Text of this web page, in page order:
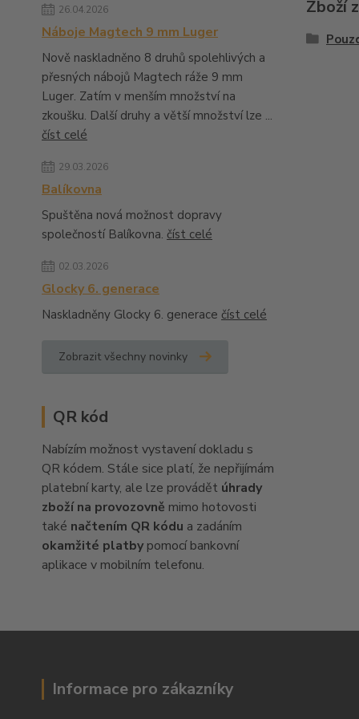
26.04.2026
Náboje Magtech 9 mm Luger
Nově naskladněno 8 druhů spolehlivých a
přesných nábojů Magtech ráže 9 mm
Luger. Zatím v menším množství na
zkoušku. Další druhy a větší množství lze ...
číst celé
29.03.2026
Balíkovna
Spuštěna nová možnost dopravy
společností Balíkovna. číst celé
02.03.2026
Glocky 6. generace
Naskladněny Glocky 6. generace číst celé
Zobrazit všechny novinky
QR kód
Nabízím možnost vystavení dokladu s
QR kódem. Stále sice platí, že nepřijímám
platební karty, ale lze provádět úhrady
zboží na provozovně mimo hotovosti
také načtením QR kódu a zadáním
okamžité platby pomocí bankovní
aplikace v mobilním telefonu.
Zboží
Informace pro zákazníky